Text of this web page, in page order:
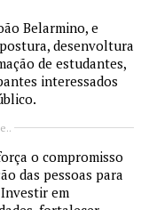
Belarmino, e
desenvoltura
de estudantes,
interessados
o compromisso
das pessoas para
em